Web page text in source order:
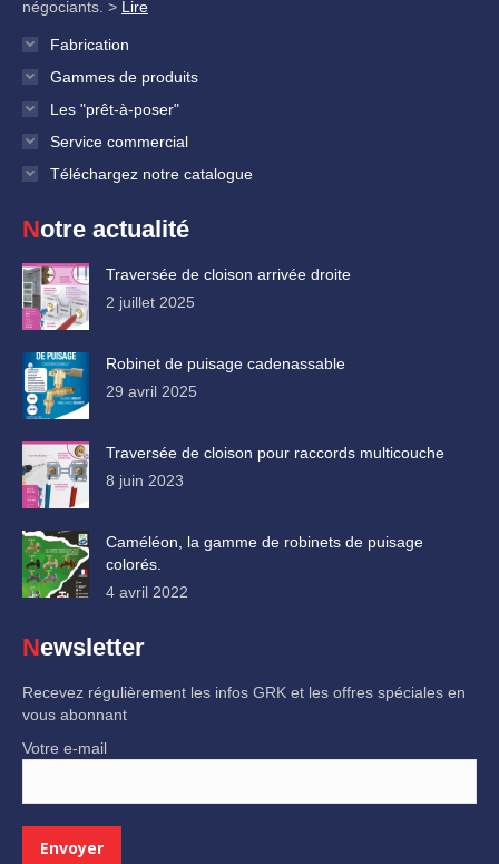
négociants. > Lire
Fabrication
Gammes de produits
Les "prêt-à-poser"
Service commercial
Téléchargez notre catalogue
Notre actualité
Traversée de cloison arrivée droite
2 juillet 2025
Robinet de puisage cadenassable
29 avril 2025
Traversée de cloison pour raccords multicouche
8 juin 2023
Caméléon, la gamme de robinets de puisage
colorés.
4 avril 2022
Newsletter
Recevez régulièrement les infos GRK et les offres spéciales en
vous abonnant
Votre e-mail